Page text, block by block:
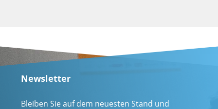
Newsletter
Bleiben Sie auf dem neuesten Stand und